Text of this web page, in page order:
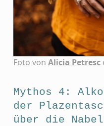
Foto von Alicia Petresc
Mythos 4:
der
über die